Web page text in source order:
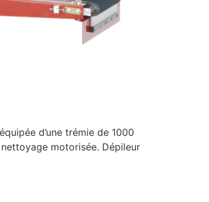
d’une trémie de 1000
motorisée. Dépileur